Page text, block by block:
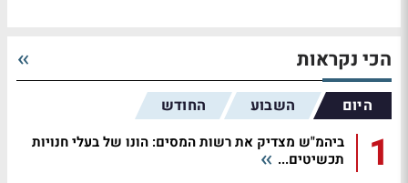
הכי נקראות
היום השבוע החודש
1
ביהמ"ש מצדיק את רשות המסים: הונו של בעלי חנויות
תכשיטים...